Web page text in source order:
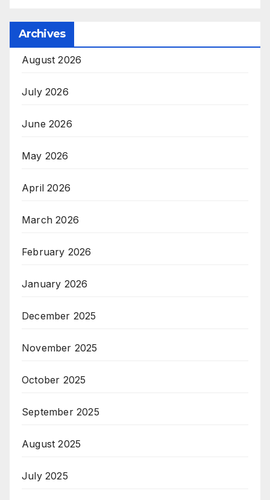
Archives
August 2026
July 2026
June 2026
May 2026
April 2026
March 2026
February 2026
January 2026
December 2025
November 2025
October 2025
September 2025
August 2025
July 2025